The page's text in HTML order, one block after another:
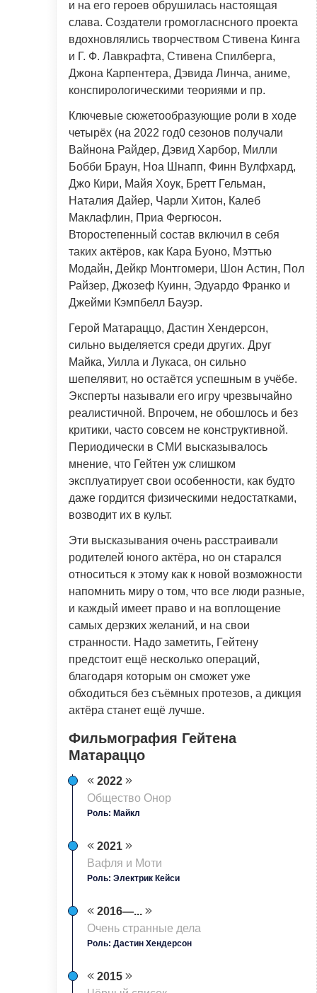
и на его героев обрушилась настоящая
слава. Создатели громогласнсного проекта
вдохновлялись творчеством Стивена Кинга
и Г. Ф. Лавкрафта, Стивена Спилберга,
Джона Карпентера, Дэвида Линча, аниме,
конспирологическими теориями и пр.
Ключевые сюжетообразующие роли в ходе
четырёх (на 2022 год0 сезонов получали
Вайнона Райдер, Дэвид Харбор, Милли
Бобби Браун, Ноа Шнапп, Финн Вулфхард,
Джо Кири, Майя Хоук, Бретт Гельман,
Наталия Дайер, Чарли Хитон, Калеб
Маклафлин, Приа Фергюсон.
Второстепенный состав включил в себя
таких актёров, как Кара Буоно, Мэттью
Модайн, Дейкр Монтгомери, Шон Астин, Пол
Райзер, Джозеф Куинн, Эдуардо Франко и
Джейми Кэмпбелл Бауэр.
Герой Матараццо, Дастин Хендерсон,
сильно выделяется среди других. Друг
Майка, Уилла и Лукаса, он сильно
шепелявит, но остаётся успешным в учёбе.
Эксперты называли его игру чрезвычайно
реалистичной. Впрочем, не обошлось и без
критики, часто совсем не конструктивной.
Периодически в СМИ высказывалось
мнение, что Гейтен уж слишком
эксплуатирует свои особенности, как будто
даже гордится физическими недостатками,
возводит их в культ.
Эти высказывания очень расстраивали
родителей юного актёра, но он старался
относиться к этому как к новой возможности
напомнить миру о том, что все люди разные,
и каждый имеет право и на воплощение
самых дерзких желаний, и на свои
странности. Надо заметить, Гейтену
предстоит ещё несколько операций,
благодаря которым он сможет уже
обходиться без съёмных протезов, а дикция
актёра станет ещё лучше.
Фильмография Гейтена
Матараццо
2022
Общество Онор
Роль: Майкл
2021
Вафля и Моти
Роль: Электрик Кейси
2016—...
Очень странные дела
Роль: Дастин Хендерсон
2015